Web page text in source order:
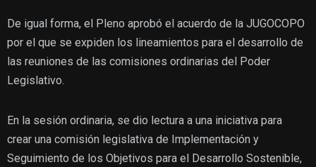
De igual forma, el Pleno aprobó el acuerdo de la JUGOCOPO
por el que se expiden los lineamientos para el desarrollo de
las reuniones de las comisiones ordinarias del Poder
Legislativo.
En la sesión ordinaria, se dio lectura a una iniciativa para
crear una comisión legislativa de Implementación y
Seguimiento de los Objetivos para el Desarrollo Sostenible,